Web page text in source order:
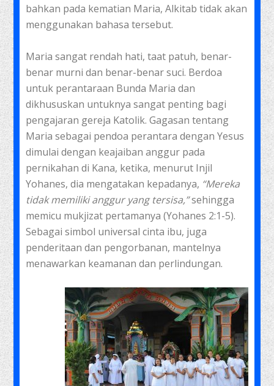
bahkan pada kematian Maria, Alkitab tidak akan
menggunakan bahasa tersebut.
Maria sangat rendah hati, taat patuh, benar-
benar murni dan benar-benar suci. Berdoa
untuk perantaraan Bunda Maria dan
dikhususkan untuknya sangat penting bagi
pengajaran gereja Katolik. Gagasan tentang
Maria sebagai pendoa perantara dengan Yesus
dimulai dengan keajaiban anggur pada
pernikahan di Kana, ketika, menurut Injil
Yohanes, dia mengatakan kepadanya, “Mereka
tidak memiliki anggur yang tersisa,”sehingga
memicu mukjizat pertamanya (Yohanes 2:1-5).
Sebagai simbol universal cinta ibu, juga
penderitaan dan pengorbanan, mantelnya
menawarkan keamanan dan perlindungan.